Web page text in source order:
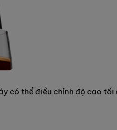
có thể điều chỉnh độ cao tối